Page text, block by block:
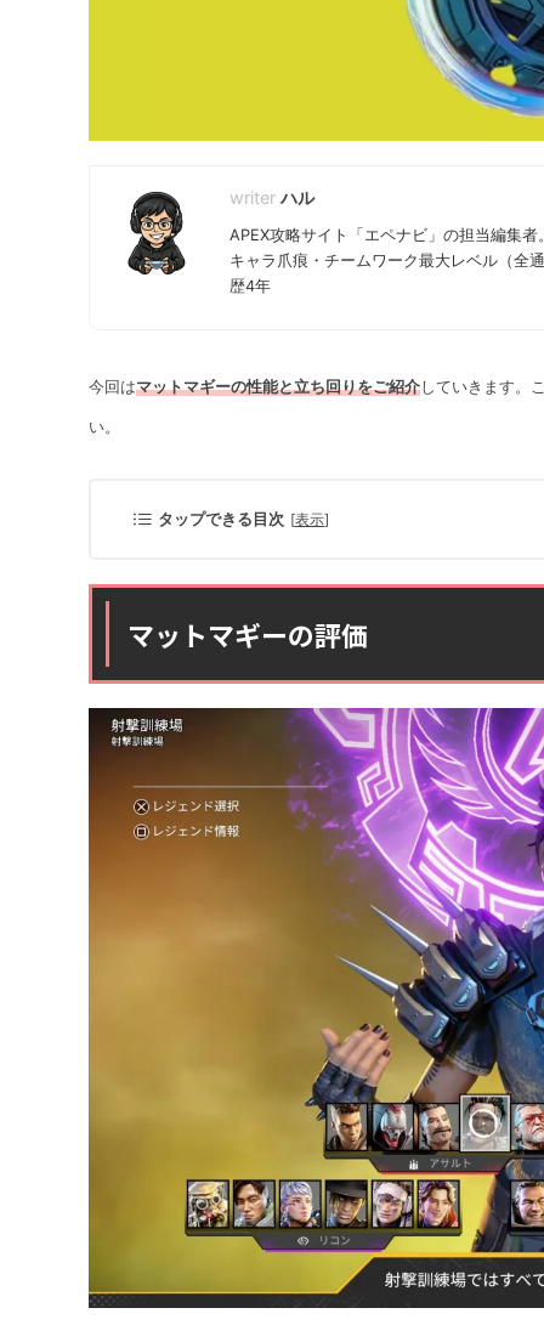
ハル
APEX攻略サイト「エペナビ」の担当編集
キャラ爪痕・チームワーク最大レベル（
歴4年
今回はマットマギーの性能と立ち回りをご紹介していきます。
い。
タップできる目次 [表示]
マットマギーの評価